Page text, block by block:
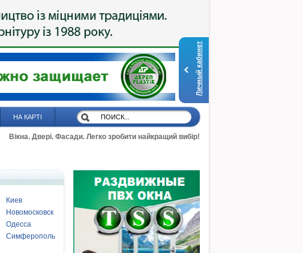
Личный кабинет
НА КАРТІ
Вікна. Двері. Фасади. Легко зробити найкращий вибір!
Киев
Новомосковск
Одесса
Симферополь